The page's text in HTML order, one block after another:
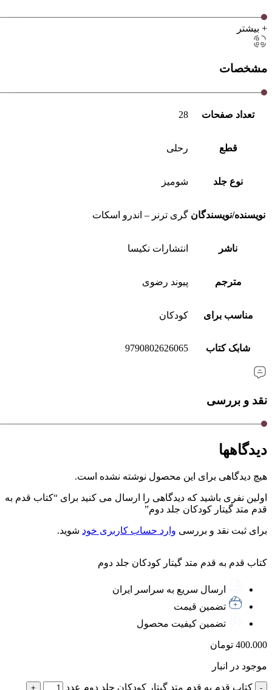
+ بیشتر
مشخصات
تعداد صفحات 28
قطع رحلی
نوع جلد شومیز
نویسنده/نویسندگان گری ترنر – اندرو اسکات
ناشر انتشارات نکیسا
مترجم پیوند رضوی
مناسب برای کودکان
شابک کتاب 9790802626065
نقد و بررسی
دیدگاهها
هیچ دیدگاهی برای این محصول نوشته نشده است.
اولین نفری باشید که دیدگاهی را ارسال می کنید برای “کتاب قدم به
قدم متد گیتار کودکان جلد دوم”
برای ثبت نقد و بررسی وارد حساب کاربری خود شوید.
کتاب قدم به قدم متد گیتار کودکان جلد دوم
ارسال سریع به سراسر ایران
تضمین قیمت
تضمین کیفیت محصول
400.000 تومان
موجود در انبار
کتاب قدم به قدم متد گیتار کودکان جلد دوم عدد